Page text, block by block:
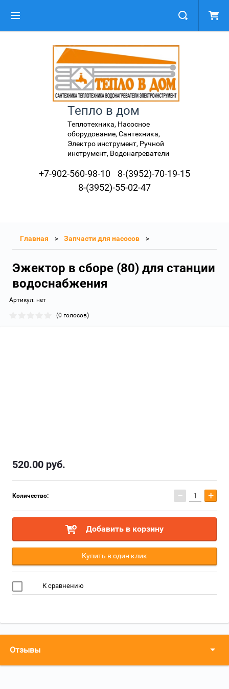
Тепло в дом
Теплотехника, Насосное
оборудование, Сантехника,
Электро инструмент, Ручной
инструмент, Водонагреватели
+7-902-560-98-10
8-(3952)-70-19-15
8-(3952)-55-02-47
Главная Запчасти для насосов
Эжектор в сборе (80) для станции
водоснабжения
Артикул: нет
(0 голосов)
520.00 руб.
Количество: − +
Добавить в корзину
Купить в один клик
К сравнению
Отзывы